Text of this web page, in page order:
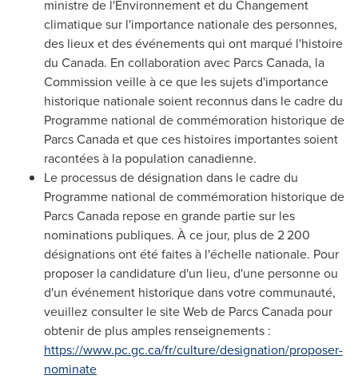
ministre de l'Environnement et du Changement
climatique sur l'importance nationale des personnes,
des lieux et des événements qui ont marqué l'histoire
du Canada. En collaboration avec Parcs Canada, la
Commission veille à ce que les sujets d'importance
historique nationale soient reconnus dans le cadre du
Programme national de commémoration historique de
Parcs Canada et que ces histoires importantes soient
racontées à la population canadienne.
Le processus de désignation dans le cadre du
Programme national de commémoration historique de
Parcs Canada repose en grande partie sur les
nominations publiques. À ce jour, plus de 2 200
désignations ont été faites à l'échelle nationale. Pour
proposer la candidature d'un lieu, d'une personne ou
d'un événement historique dans votre communauté,
veuillez consulter le site Web de Parcs Canada pour
obtenir de plus amples renseignements :
https://www.pc.gc.ca/fr/culture/designation/proposer-
nominate